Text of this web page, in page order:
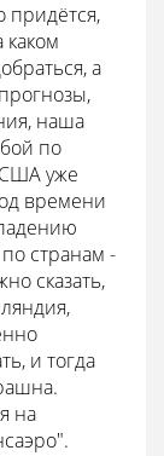
придётся,
каком
а
наша
по
США уже
времени
странам -
сказать,
и тогда
на